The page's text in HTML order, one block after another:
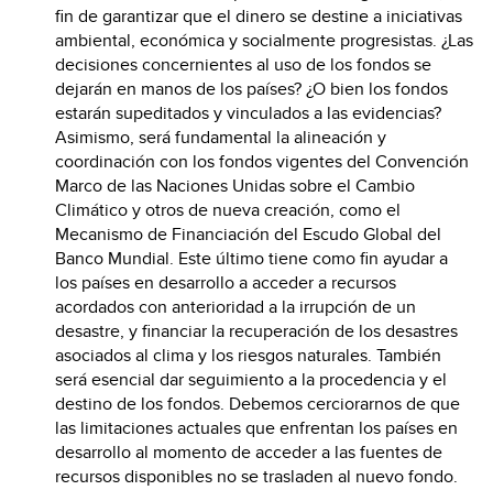
fin de garantizar que el dinero se destine a iniciativas
ambiental, económica y socialmente progresistas. ¿Las
decisiones concernientes al uso de los fondos se
dejarán en manos de los países? ¿O bien los fondos
estarán supeditados y vinculados a las evidencias?
Asimismo, será fundamental la alineación y
coordinación con los fondos vigentes del Convención
Marco de las Naciones Unidas sobre el Cambio
Climático y otros de nueva creación, como el
Mecanismo de Financiación del Escudo Global del
Banco Mundial. Este último tiene como fin ayudar a
los países en desarrollo a acceder a recursos
acordados con anterioridad a la irrupción de un
desastre, y financiar la recuperación de los desastres
asociados al clima y los riesgos naturales. También
será esencial dar seguimiento a la procedencia y el
destino de los fondos. Debemos cerciorarnos de que
las limitaciones actuales que enfrentan los países en
desarrollo al momento de acceder a las fuentes de
recursos disponibles no se trasladen al nuevo fondo.